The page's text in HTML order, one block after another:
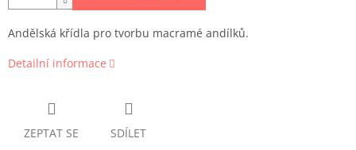
Andělská křídla pro tvorbu macramé andílků.
Detailní informace
ZEPTAT SE SDÍLET